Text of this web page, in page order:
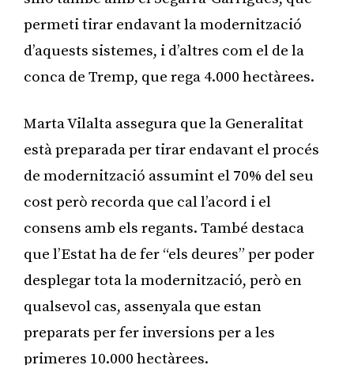
permeti tirar endavant la modernització
d’aquests sistemes, i d’altres com el de la
conca de Tremp, que rega 4.000 hectàrees.
Marta Vilalta assegura que la Generalitat
està preparada per tirar endavant el procés
de modernització assumint el 70% del seu
cost però recorda que cal l’acord i el
consens amb els regants. També destaca
que l’Estat ha de fer “els deures” per poder
desplegar tota la modernització, però en
qualsevol cas, assenyala que estan
preparats per fer inversions per a les
primeres 10.000 hectàrees.